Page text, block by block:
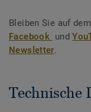
Bleiben Sie auf
Facebook und
Newsletter.
Technische